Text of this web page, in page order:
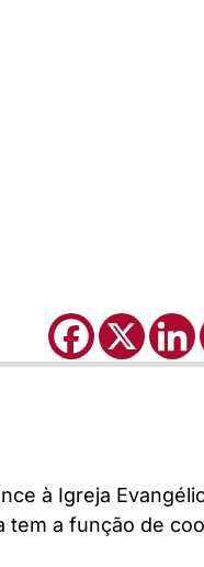
à Igreja
tem a função de